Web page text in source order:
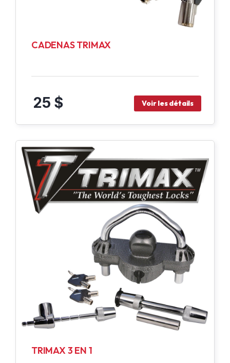
CADENAS TRIMAX
25 $ Voir les détails
TRIMAX 3 EN 1